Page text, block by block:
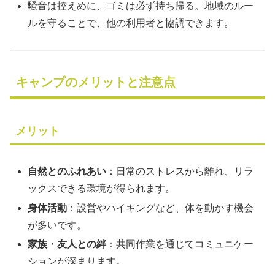
騒音は控えめに、ゴミは必ず持ち帰る。地域のルー
ルを守ることで、他の利用者と協調できます。
キャンプのメリットと注意点
メリット
自然とのふれあい ：日常のストレスから離れ、リラ
ックスできる環境が得られます。
身体活動 ：設営やハイキングなど、体を動かす機会
が多いです。
家族・友人との絆：共同作業を通じてコミュニケー
ションが深まります。